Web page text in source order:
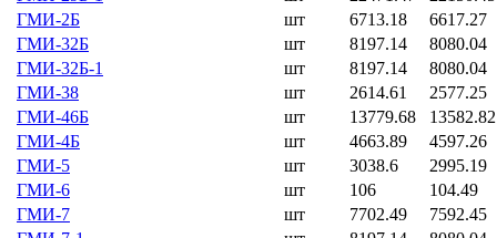
ГМИ-2Б
шт 6713.18
6617.27
ГМИ-32Б
шт 8197.14
8080.04
ГМИ-32Б-1
шт 8197.14
8080.04
ГМИ-38
шт 2614.61
2577.25
ГМИ-46Б
шт 13779.68
13582.82
ГМИ-4Б
шт 4663.89
4597.26
ГМИ-5
шт 3038.6
2995.19
ГМИ-6
шт 106
104.49
ГМИ-7
шт 7702.49
7592.45